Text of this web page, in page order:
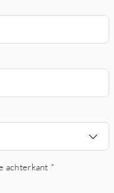
achterkant *